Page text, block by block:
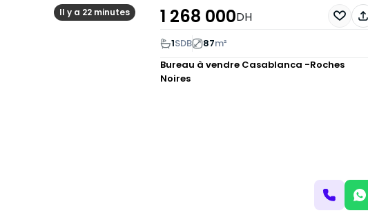
Il y a 22 minutes 1 268 000DH
1SDB 87m²
Bureau à vendre Casablanca -Roches
Noires